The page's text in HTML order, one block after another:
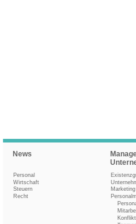
News
Personal
Wirtschaft
Steuern
Recht
Marketing